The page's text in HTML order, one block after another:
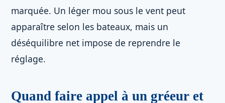
marquée. Un léger mou sous le vent peut
apparaître selon les bateaux, mais un
déséquilibre net impose de reprendre le
réglage.
Quand faire appel à un gréeur et